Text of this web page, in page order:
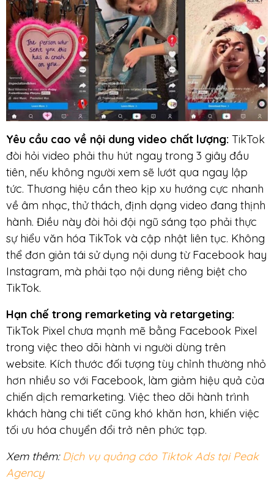
Yêu cầu cao về nội dung video chất lượng: TikTok
đòi hỏi video phải thu hút ngay trong 3 giây đầu
tiên, nếu không người xem sẽ lướt qua ngay lập
tức. Thương hiệu cần theo kịp xu hướng cực nhanh
về âm nhạc, thử thách, định dạng video đang thịnh
hành. Điều này đòi hỏi đội ngũ sáng tạo phải thực
sự hiểu văn hóa TikTok và cập nhật liên tục. Không
thể đơn giản tái sử dụng nội dung từ Facebook hay
Instagram, mà phải tạo nội dung riêng biệt cho
TikTok.
Hạn chế trong remarketing và retargeting:
TikTok Pixel chưa mạnh mẽ bằng Facebook Pixel
trong việc theo dõi hành vi người dùng trên
website. Kích thước đối tượng tùy chỉnh thường nhỏ
hơn nhiều so với Facebook, làm giảm hiệu quả của
chiến dịch remarketing. Việc theo dõi hành trình
khách hàng chi tiết cũng khó khăn hơn, khiến việc
tối ưu hóa chuyển đổi trở nên phức tạp.
Xem thêm:Dịch vụ quảng cáo Tiktok Ads tại Peak
Agency